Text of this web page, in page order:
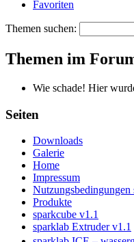
Favoriten
Themen suchen:
Themen im
Wie schade! Hier
Seiten
Downloads
Galerie
Home
Impressum
Nutzungsbedingungen
Produkte
sparkcube v1.1
sparklab Extruder v1.1